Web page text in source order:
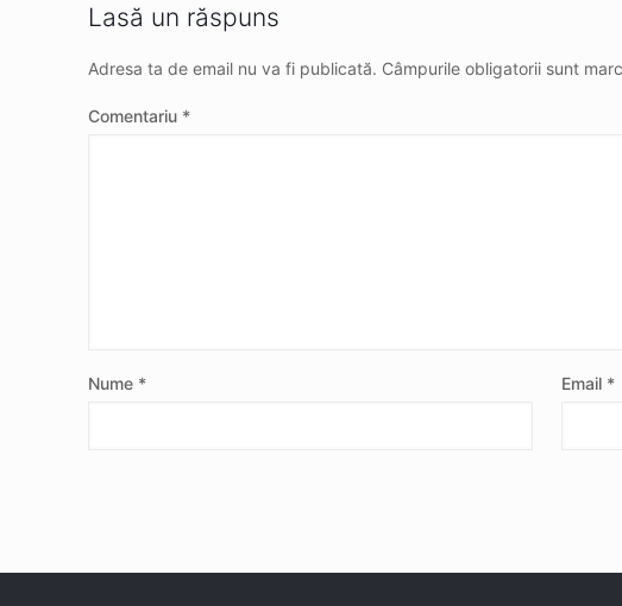
Lasă un răspuns
Adresa ta de email nu va fi publicată. Câmpurile obligatorii sunt
Comentariu *
Nume * Email *